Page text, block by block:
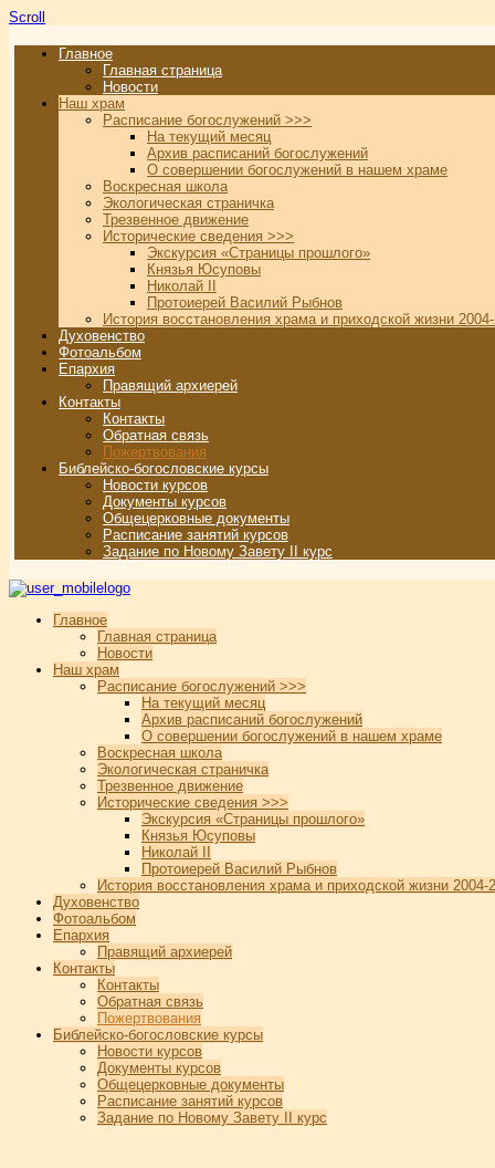
Scroll
Главное
Главная страница
Новости
Наш храм
Расписание богослужений >>>
На текущий месяц
Архив расписаний богослужений
О совершении богослужений в нашем храме
Воскресная школа
Экологическая страничка
Трезвенное движение
Исторические сведения >>>
Экскурсия «Страницы прошлого»
Князья Юсуповы
Николай II
Протоиерей Василий Рыбнов
История восстановления храма и приходской жизни
Духовенство
Фотоальбом
Епархия
Правящий архиерей
Контакты
Контакты
Обратная связь
Пожертвования
Библейско-богословские курсы
Новости курсов
Документы курсов
Общецерковные документы
Расписание занятий курсов
Задание по Новому Завету II курс
Главное
Главная страница
Новости
Наш храм
Расписание богослужений >>>
На текущий месяц
Архив расписаний богослужений
О совершении богослужений в нашем храме
Воскресная школа
Экологическая страничка
Трезвенное движение
Исторические сведения >>>
Экскурсия «Страницы прошлого»
Князья Юсуповы
Николай II
Протоиерей Василий Рыбнов
История восстановления храма и приходской жизни 2004-
Духовенство
Фотоальбом
Епархия
Правящий архиерей
Контакты
Контакты
Обратная связь
Пожертвования
Библейско-богословские курсы
Новости курсов
Документы курсов
Общецерковные документы
Расписание занятий курсов
Задание по Новому Завету II курс